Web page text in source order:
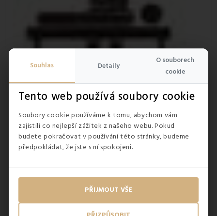
Souhlas Detaily
O souborech
cookie
Tento web používá soubory cookie
Soubory cookie používáme k tomu, abychom vám
zajistili co nejlepší zážitek z našeho webu. Pokud
budete pokračovat v používání této stránky, budeme
předpokládat, že jste s ní spokojeni.
PŘIJMOUT VŠE
3-5 kapek éterického oleje smíchaného se lžící rostlinného